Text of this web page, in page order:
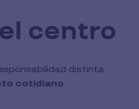
centro
distinta:
cotidiano.